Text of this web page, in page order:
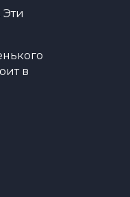
в